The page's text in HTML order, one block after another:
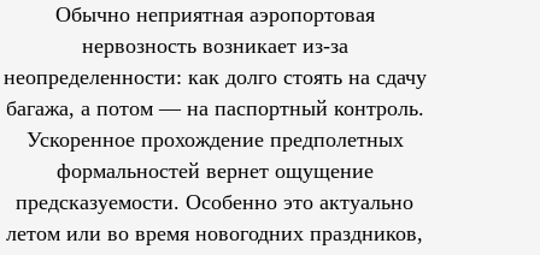
Обычно неприятная аэропортовая
нервозность возникает из-за
неопределенности: как долго стоять на сдачу
багажа, а потом — на паспортный контроль.
Ускоренное прохождение предполетных
формальностей вернет ощущение
предсказуемости. Особенно это актуально
летом или во время новогодних праздников,